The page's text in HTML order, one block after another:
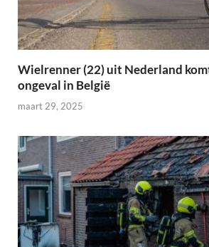
Wielrenner (22) uit Nederland
ongeval in België
maart 29, 2025